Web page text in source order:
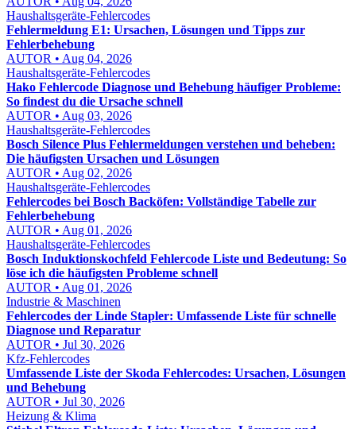
Haushaltsgeräte-Fehlercodes
Fehlermeldung E1: Ursachen, Lösungen und Tipps zur
Fehlerbehebung
AUTOR • Aug 04, 2026
Haushaltsgeräte-Fehlercodes
Hako Fehlercode Diagnose und Behebung häufiger Probleme:
So findest du die Ursache schnell
AUTOR • Aug 03, 2026
Haushaltsgeräte-Fehlercodes
Bosch Silence Plus Fehlermeldungen verstehen und beheben:
Die häufigsten Ursachen und Lösungen
AUTOR • Aug 02, 2026
Haushaltsgeräte-Fehlercodes
Fehlercodes bei Bosch Backöfen: Vollständige Tabelle zur
Fehlerbehebung
AUTOR • Aug 01, 2026
Haushaltsgeräte-Fehlercodes
Bosch Induktionskochfeld Fehlercode Liste und Bedeutung: So
löse ich die häufigsten Probleme schnell
AUTOR • Aug 01, 2026
Industrie & Maschinen
Fehlercodes der Linde Stapler: Umfassende Liste für schnelle
Diagnose und Reparatur
AUTOR • Jul 30, 2026
Kfz-Fehlercodes
Umfassende Liste der Skoda Fehlercodes: Ursachen, Lösungen
und Behebung
AUTOR • Jul 30, 2026
Heizung & Klima